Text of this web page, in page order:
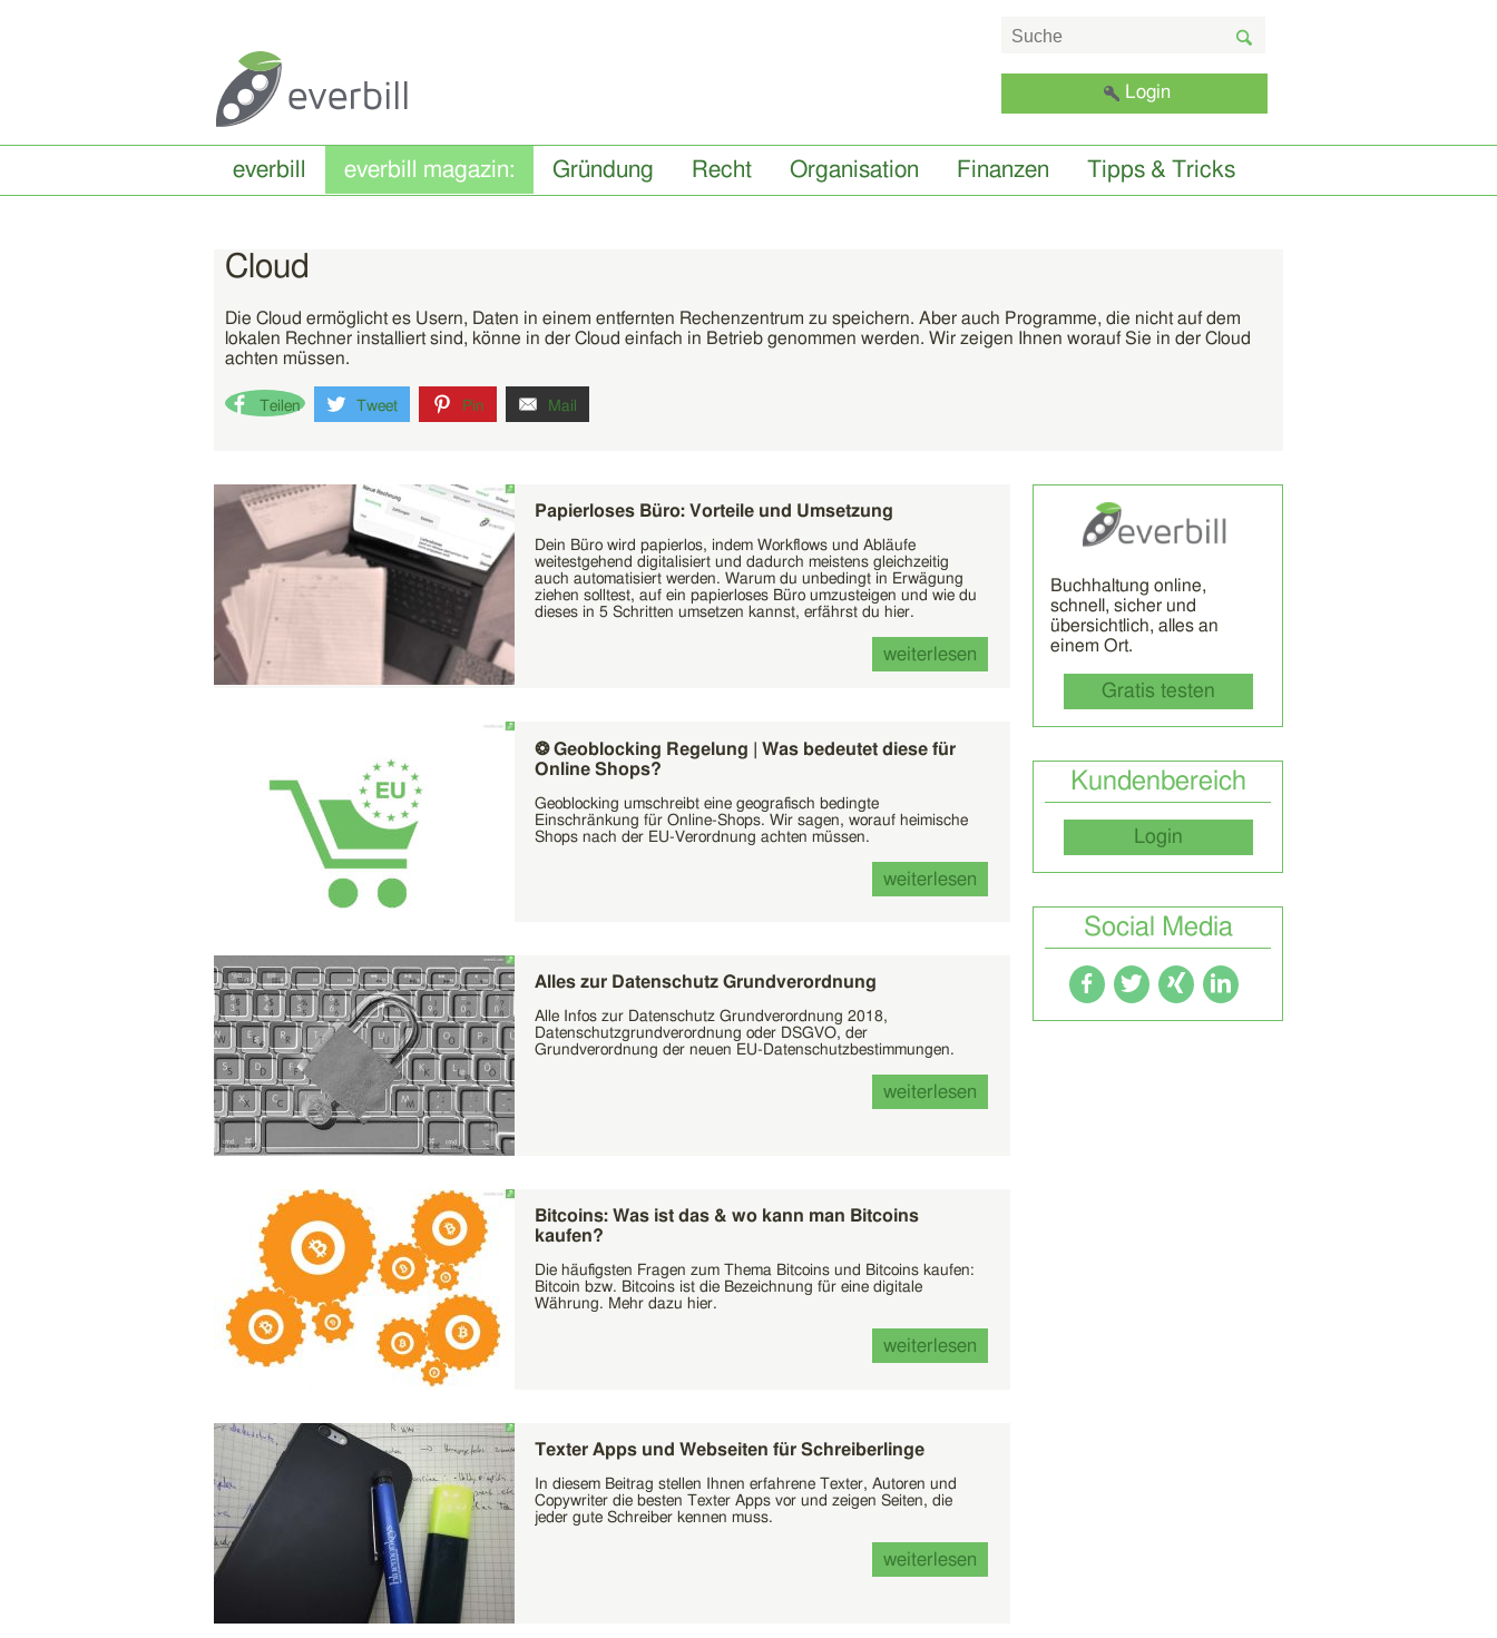
Login
everbill Gründung Recht Organisation Finanzen Tipps & Tricks
Cloud
Die Cloud ermöglicht es Usern, Daten in einem entfernten Rechenzentrum zu speichern. Aber auch Programme, die nicht auf dem
lokalen Rechner installiert sind, könne in der Cloud einfach in Betrieb genommen werden. Wir zeigen Ihnen worauf Sie in der Cloud
achten müssen.
Teilen Tweet Pin Mail
Papierloses Büro: Vorteile und Umsetzung
Dein Büro wird papierlos, indem Workflows und Abläufe
weitestgehend digitalisiert und dadurch meistens gleichzeitig
auch automatisiert werden. Warum du unbedingt in Erwägung
ziehen solltest, auf ein papierloses Büro umzusteigen und wie du
dieses in 5 Schritten umsetzen kannst, erfährst du hier.
weiterlesen
❂ Geoblocking Regelung | Was bedeutet diese für
Online Shops?
Geoblocking umschreibt eine geografisch bedingte
Einschränkung für Online-Shops. Wir sagen, worauf heimische
Shops nach der EU-Verordnung achten müssen.
weiterlesen
Alles zur Datenschutz Grundverordnung
Alle Infos zur Datenschutz Grundverordnung 2018,
Datenschutzgrundverordnung oder DSGVO, der
Grundverordnung der neuen EU-Datenschutzbestimmungen.
weiterlesen
Bitcoins: Was ist das & wo kann man Bitcoins
kaufen?
Die häufigsten Fragen zum Thema Bitcoins und Bitcoins kaufen:
Bitcoin bzw. Bitcoins ist die Bezeichnung für eine digitale
Währung. Mehr dazu hier.
weiterlesen
Texter Apps und Webseiten für Schreiberlinge
In diesem Beitrag stellen Ihnen erfahrene Texter, Autoren und
Copywriter die besten Texter Apps vor und zeigen Seiten, die
jeder gute Schreiber kennen muss.
weiterlesen
Buchhaltung online,
schnell, sicher und
übersichtlich, alles an
einem Ort.
Gratis testen
Kundenbereich
Login
Social Media